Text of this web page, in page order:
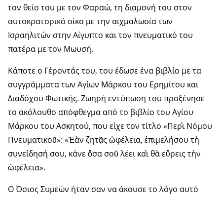
τον θείο του με τον Φαραώ, τη διαμονή του στον
αυτοκρατορικό οίκο με την αιχμαλωσία των
Ισραηλιτών στην Αίγυπτο και τον πνευματικό του
πατέρα με τον Μωυσή.
Κάποτε ο Γέροντάς του, του έδωσε ένα βιβλίο με τα
συγγράμματα των Αγίων Μάρκου του Ερημίτου και
Διαδόχου Φωτικής. Ζωηρή εντύπωση του προξένησε
το ακόλουθο απόφθεγμα από το βιβλίο του Αγίου
Μάρκου του Ασκητού, που είχε τον τίτλο «Περὶ Νόμου
Πνευματικοῦ»: «Ἐὰν ζητᾷς ὠφέλεια, ἐπιμελήσου τὴ
συνείδησή σου, κάνε ὅσα σοῦ λέει καὶ θὰ εὕρεις τὴν
ὠφέλεια».
Ο Όσιος Συμεών ήταν σαν να άκουσε το λόγο αυτό